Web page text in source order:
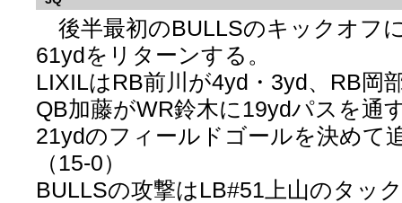
後半最初のBULLSのキックオフ
61ydをリターンする。
LIXILはRB前川が4yd・3yd、RB岡
QB加藤がWR鈴木に19ydパスを通
21ydのフィールドゴールを決めて
（15-0）
BULLSの攻撃はLB#51上山のタッ